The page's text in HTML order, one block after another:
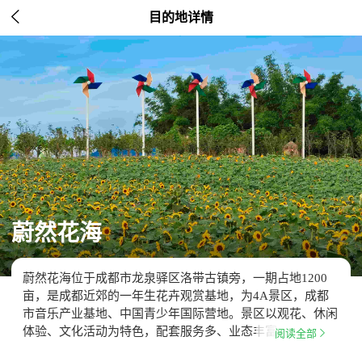
 目的地详情
蔚然花海
蔚然花海位于成都市龙泉驿区洛带古镇旁，一期占地1200
亩，是成都近郊的一年生花卉观赏基地，为4A景区，成都
市音乐产业基地、中国青少年国际营地。景区以观花、休闲
体验、文化活动为特色，配套服务多、业态丰富…阅读全部 